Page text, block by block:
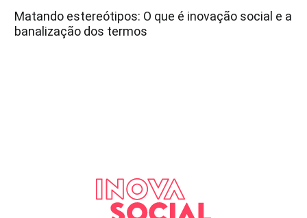
Matando estereótipos: O que é inovação social e a
banalização dos termos